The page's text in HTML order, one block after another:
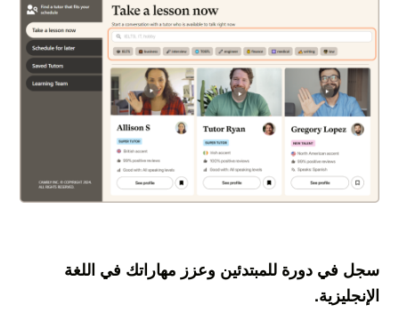
سجل في دورة للمبتدئين وعزز مهاراتك في اللغة
الإنجليزية.